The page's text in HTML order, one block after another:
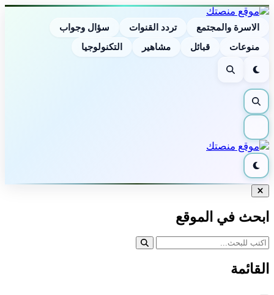
الاسرة والمجتمع تردد القنوات
سؤال وجواب
منوعات
قبائل مشاهير التكنولوجيا
الوضع
بحث
بحث
القائمة
الوضع
الليلي
إغلاق
ابحث في الموقع
القائمة